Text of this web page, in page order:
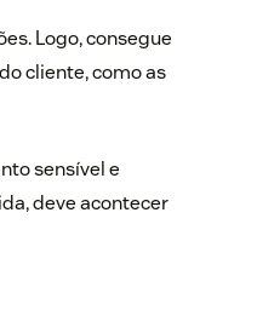
Logo, consegue
cliente, como as
sensível e
deve acontecer